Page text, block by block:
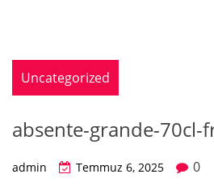
Uncategorized
absente-grande-70cl-
admin Temmuz 6, 2025
0